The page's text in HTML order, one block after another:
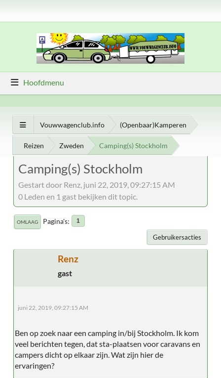
Hoofdmenu
Vouwwagenclub.info (Openbaar)Kamperen
Reizen Zweden Camping(s) Stockholm
Camping(s) Stockholm
Gestart door Renz, juni 22, 2019, 09:27:15 AM
0 Leden en 1 gast bekijken dit topic.
OMLAAG Pagina's 1
Gebruikersacties
Renz
gast
juni 22, 2019, 09:27:15 AM
Ben op zoek naar een camping in/bij Stockholm. Ik kom
veel berichten tegen, dat sta-plaatsen voor caravans en
campers dicht op elkaar zijn. Wat zijn hier de
ervaringen?